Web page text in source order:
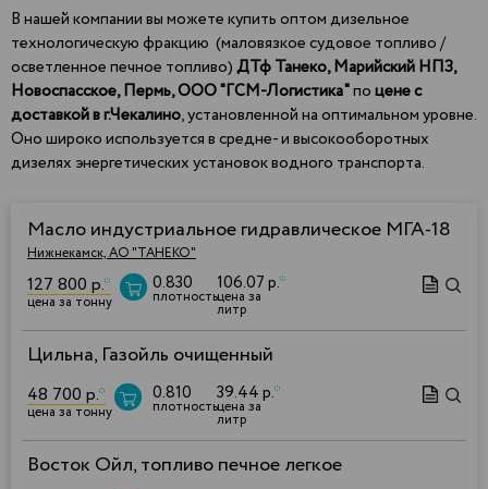
В нашей компании вы можете купить оптом дизельное
технологическую фракцию (маловязкое судовое топливо /
осветленное печное топливо)ДТф Танеко,Марийский НПЗ,
Новоспасское, Пермь, ООО "ГСМ-Логистика"поцене с
доставкой в г.Чекалино, установленной на оптимальном уровне.
Оно широко используется в средне- и высокооборотных
дизелях энергетических установок водного транспорта.
Масло индустриальное гидравлическое МГА-18
Нижнекамск, АО "ТАНЕКО"
127 800 р.*
цена за тонну
0.830
плотность
106.07 р.*
цена за
литр
Цильна, Газойль очищенный
48 700 р.*
цена за тонну
0.810
плотность
39.44 р.*
цена за
литр
Восток Ойл, топливо печное легкое